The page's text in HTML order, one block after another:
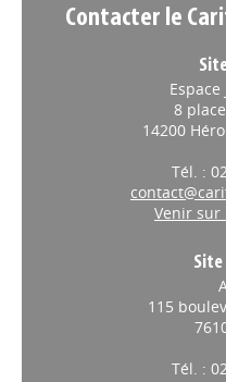
Contacter le
8
14200
Tél. :
Venir sur
Site
115
Tél. :